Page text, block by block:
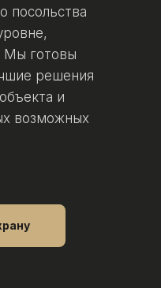
посольства
Мы готовы
решения
и
возможных